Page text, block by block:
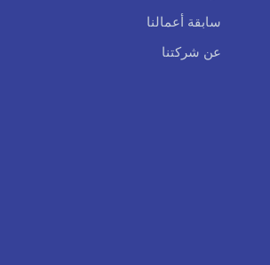
سابقة أعمالنا
عن شركتنا